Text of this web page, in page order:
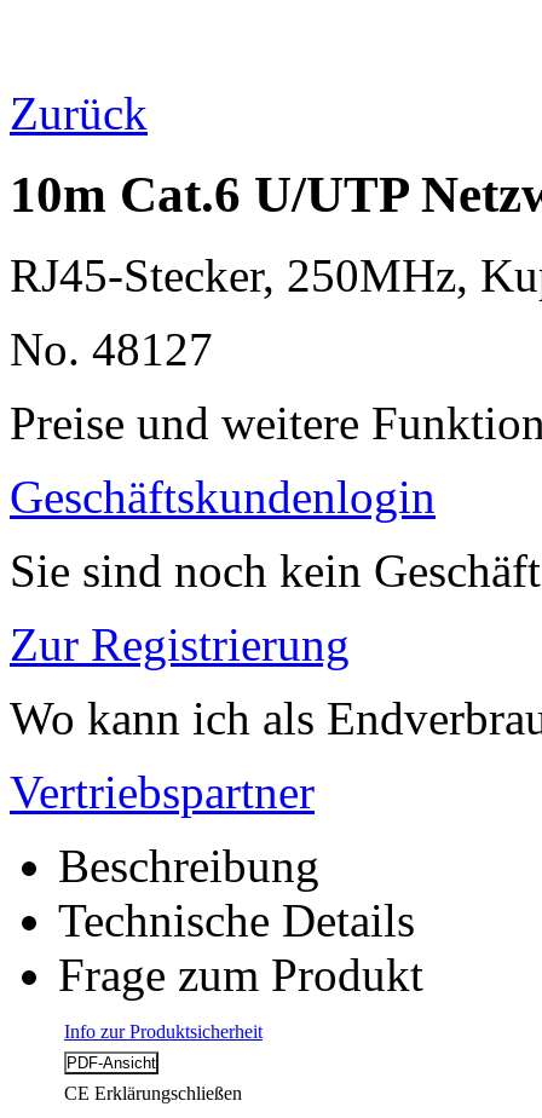
Zurück
10m Cat.6 U/UTP
RJ45-Stecker, 250MHz,
No. 48127
Preise und weitere
Geschäftskundenlogin
Sie sind noch kein
Zur Registrierung
Wo kann ich als
Vertriebspartner
Beschreibung
Technische Details
Frage zum Produkt
Info zur Produktsicherheit
CE Erklärungschließen